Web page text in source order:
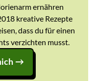
ernähren
kreative Rezepte
dass du für einen
verzichten musst.
→